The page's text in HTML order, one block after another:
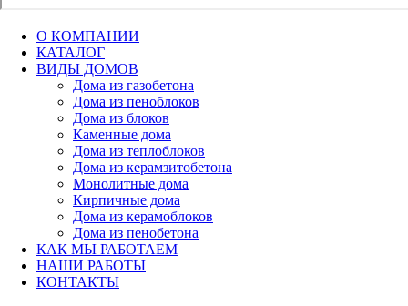
О КОМПАНИИ
КАТАЛОГ
ВИДЫ ДОМОВ
Дома из газобетона
Дома из пеноблоков
Дома из блоков
Каменные дома
Дома из теплоблоков
Дома из керамзитобетона
Монолитные дома
Кирпичные дома
Дома из керамоблоков
Дома из пенобетона
КАК МЫ РАБОТАЕМ
НАШИ РАБОТЫ
КОНТАКТЫ